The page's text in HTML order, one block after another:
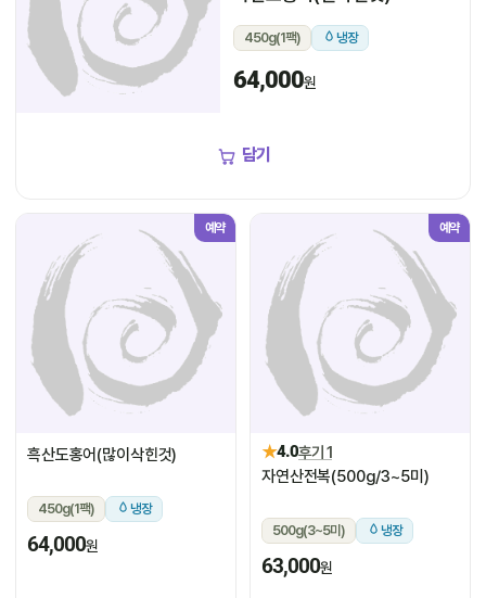
450g(1팩) 냉장
64,000원
담기
예약
흑산도홍어(많이삭힌것)
450g(1팩) 냉장
64,000원
예약
★4.0후기 1
자연산전복(500g/3~5미)
500g(3~5미) 냉장
63,000원